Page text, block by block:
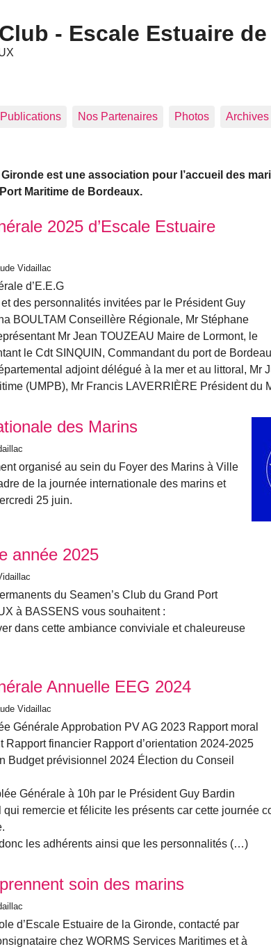
- Escale Estuaire
Publications Nos Partenaires Photos Archives
est une association pour l’accueil des
Maritime de Bordeaux.
récents2025 d’Escale Estuaire
Vidaillac
d’E.E.G
des personnalités invitées par le Président Guy
BOULTAM Conseillère Régionale, Mr Stéphane
Mr Jean TOUZEAU Maire de Lormont, le
le Cdt SINQUIN, Commandant du port de
adjoint délégué à la mer et au littoral, Mr
(UMPB), Mr Francis LAVERRIÈRE Président du
des Marins
organisé au sein du Foyer des Marins à Ville
de la journée internationale des marins et
25 juin.
année 2025
du Seamen’s Club du Grand Port
à BASSENS vous souhaitent :
dans cette ambiance conviviale et chaleureuse
Annuelle EEG 2024
Vidaillac
Générale Approbation PV AG 2023 Rapport moral
Rapport financier Rapport d’orientation 2024-2025
Budget prévisionnel 2024 Élection du Conseil
Générale à 10h par le Président Guy Bardin
qui remercie et félicite les présents car cette journée
les adhérents ainsi que les personnalités (…)
soin des marins
d’Escale Estuaire de la Gironde, contacté par
chez WORMS Services Maritimes et à